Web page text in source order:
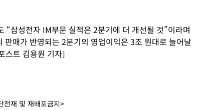
“삼성전자 IM부문 실적은 2분기에 더 개선될 것”이라며
판매가 반영되는 2분기의 영업이익은 3조 원대로 늘어날
스트 김용원 기자]
전재 및 재배포금지>